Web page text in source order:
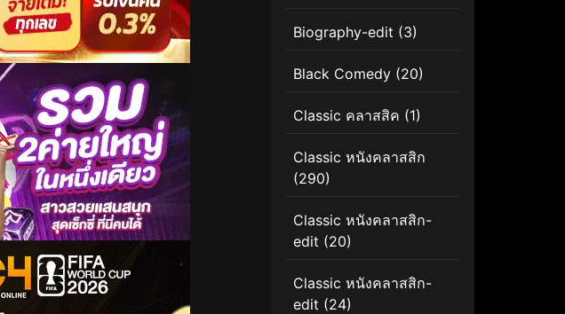
Biography-edit (3)
Black Comedy (20)
Classic คลาสสิค (1)
Classic หนังคลาสสิก
(290)
Classic หนังคลาสสิก-
edit (20)
Classic หนังคลาสสิก-
edit (24)